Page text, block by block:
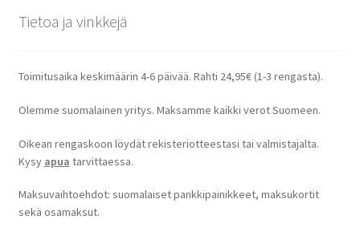
Tietoa ja vinkkejä
Toimitusaika keskimäärin 4-6 päivää. Rahti 24,95€ (1-3 rengasta).
Olemme suomalainen yritys. Maksamme kaikki verot Suomeen.
Oikean rengaskoon löydät rekisteriotteestasi tai valmistajalta.
Kysy apua tarvittaessa.
Maksuvaihtoehdot: suomalaiset pankkipainikkeet, maksukortit
sekä osamaksut.